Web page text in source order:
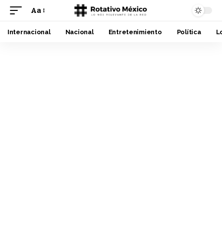
Font
Resizer
Aa
Internacional Nacional Entretenimiento Política